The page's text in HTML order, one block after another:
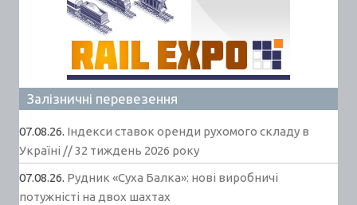
Залізничні перевезення
07.08.26. Індекси ставок оренди рухомого складу в
Україні // 32 тиждень 2026 року
07.08.26. Рудник «Суха Балка»: нові виробничі
потужністі на двох шахтах